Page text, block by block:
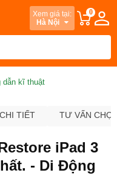
Xem giá tại:
Hà Nội
0
dẫn kĩ thuật
TIẾT TƯ VẤN
iPad 3
- Di Động